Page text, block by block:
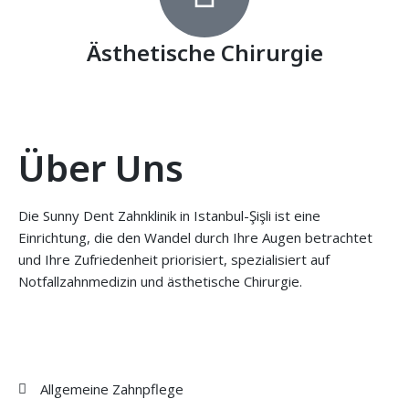
Ästhetische Chirurgie
Über Uns
Die Sunny Dent Zahnklinik in Istanbul-Şişli ist eine
Einrichtung, die den Wandel durch Ihre Augen betrachtet
und Ihre Zufriedenheit priorisiert, spezialisiert auf
Notfallzahnmedizin und ästhetische Chirurgie.
Allgemeine Zahnpflege